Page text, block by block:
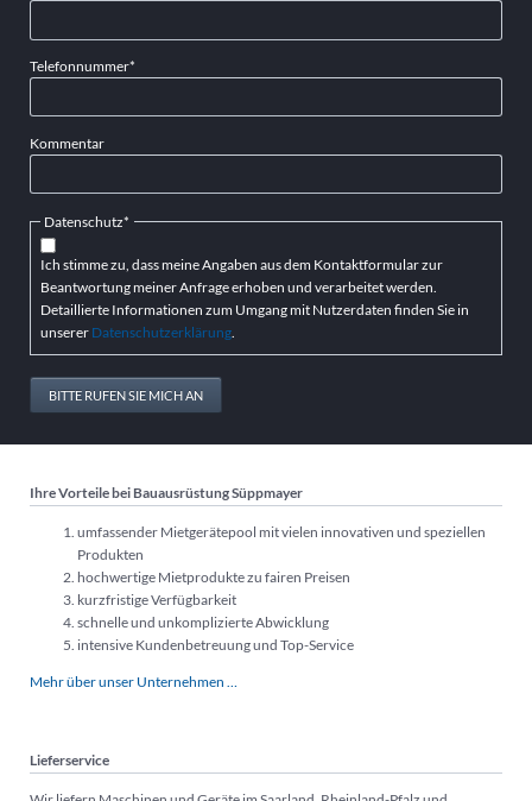
Pflichtfeld
Telefonnummer*
Kommentar
Pflichtfeld
Datenschutz*
Ich stimme zu, dass meine Angaben aus dem Kontaktformular zur
Beantwortung meiner Anfrage erhoben und verarbeitet werden.
Detaillierte Informationen zum Umgang mit Nutzerdaten finden Sie in
unserer Datenschutzerklärung.
BITTE RUFEN SIE MICH AN
Ihre Vorteile bei Bauausrüstung Süppmayer
umfassender Mietgerätepool mit vielen innovativen und speziellen
Produkten
hochwertige Mietprodukte zu fairen Preisen
kurzfristige Verfügbarkeit
schnelle und unkomplizierte Abwicklung
intensive Kundenbetreuung und Top-Service
Mehr über unser Unternehmen …
Lieferservice